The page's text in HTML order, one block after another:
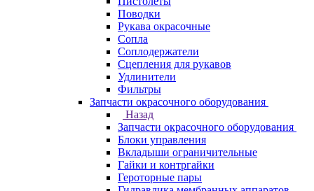
Поводки
Рукава окрасочные
Сопла
Соплодержатели
Сцепления для рукавов
Удлинители
Фильтры
Запчасти окрасочного оборудования
Назад
Запчасти окрасочного оборудования
Блоки управления
Вкладыши ограничительные
Гайки и контргайки
Героторные пары